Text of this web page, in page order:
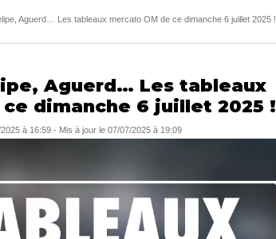
Aguerd… Les tableaux mercato OM de ce dimanche 6 juillet 2025 !
Aguerd… Les tableaux
dimanche 6 juillet 2025 !
à 16:59 - Mis à jour le 07/07/2025 à 19:09